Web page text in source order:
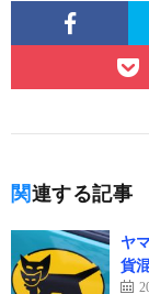
関連する記事
ヤ
貨